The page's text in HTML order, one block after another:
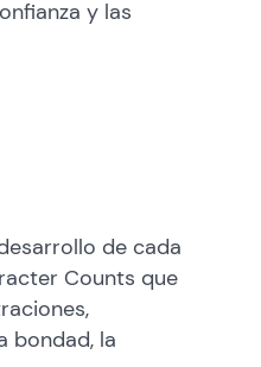
y las
de cada
Counts que
bondad, la